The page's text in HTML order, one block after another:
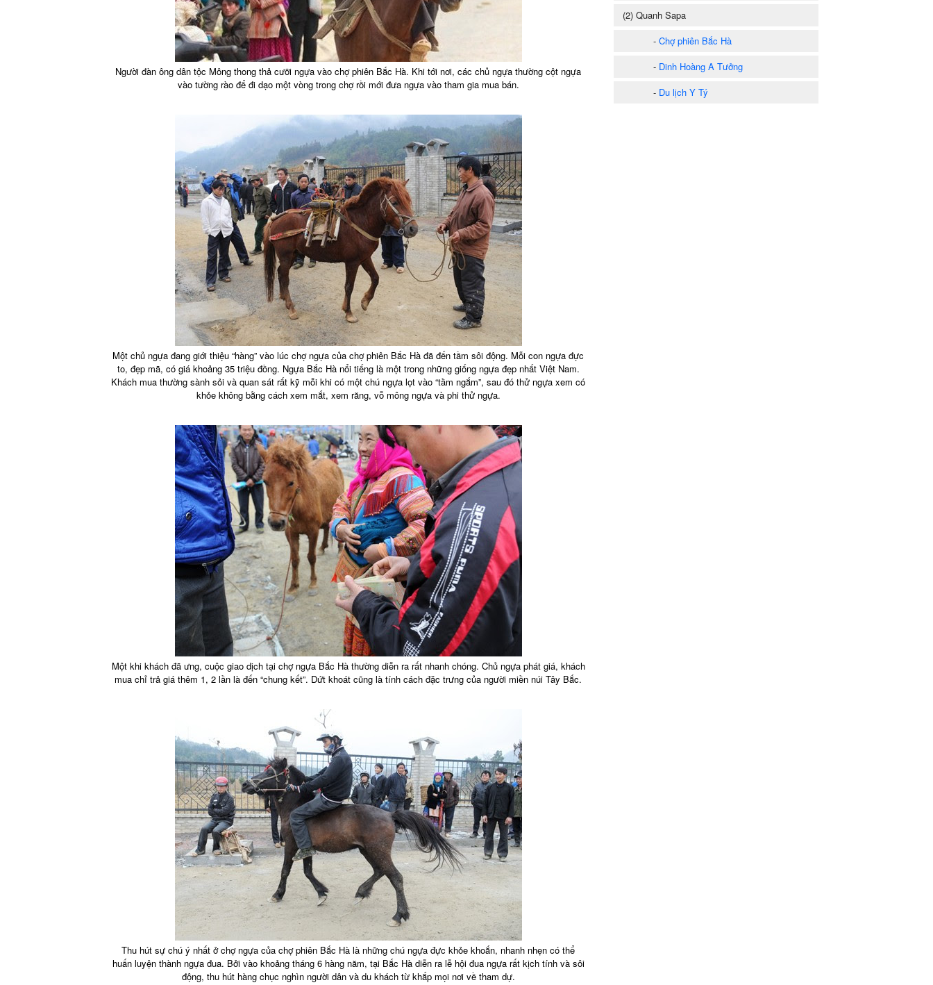
Người đàn ông dân tộc Mông thong thả cưỡi ngựa vào chợ phiên Bắc Hà. Khi tới nơi, các chủ ngựa thường cột ngựa
vào tường rào để đi dạo một vòng trong chợ rồi mới đưa ngựa vào tham gia mua bán.
Một chủ ngựa đang giới thiệu “hàng” vào lúc chợ ngựa của chợ phiên Bắc Hà đã đến tầm sôi động. Mỗi con ngựa đực
to, đẹp mã, có giá khoảng 35 triệu đồng. Ngựa Bắc Hà nổi tiếng là một trong những giống ngựa đẹp nhất Việt Nam.
Khách mua thường sành sỏi và quan sát rất kỹ mỗi khi có một chú ngựa lọt vào “tầm ngắm”, sau đó thử ngựa xem có
khỏe không bằng cách xem mắt, xem răng, vỗ mông ngựa và phi thử ngựa.
Một khi khách đã ưng, cuộc giao dịch tại chợ ngựa Bắc Hà thường diễn ra rất nhanh chóng. Chủ ngựa phát giá, khách
mua chỉ trả giá thêm 1, 2 lần là đến “chung kết”. Dứt khoát cũng là tính cách đặc trưng của người miền núi Tây Bắc.
Thu hút sự chú ý nhất ở chợ ngựa của chợ phiên Bắc Hà là những chú ngựa đực khỏe khoắn, nhanh nhẹn có thể
huấn luyện thành ngựa đua. Bởi vào khoảng tháng 6 hàng năm, tại Bắc Hà diễn ra lễ hội đua ngựa rất kịch tính và sôi
động, thu hút hàng chục nghìn người dân và du khách từ khắp mọi nơi về tham dự.
(2) Quanh Sapa
- Chợ phiên Bắc Hà
- Dinh Hoàng A Tưởng
- Du lịch Y Tý